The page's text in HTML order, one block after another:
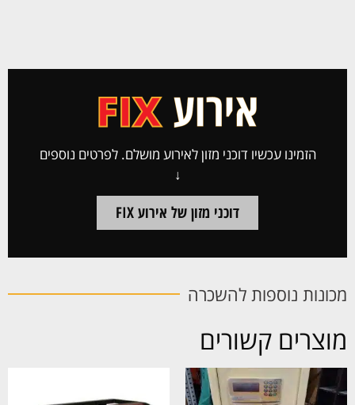
הזמינו עכשיו דוכני מזון לאירוע מושלם. לפרטים נוספים
↓
דוכני מזון של אירוע FIX
מכונות נוספות להשכרה
מוצרים קשורים